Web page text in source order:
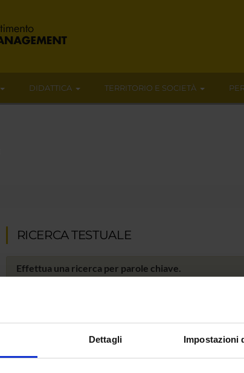
Dettagli Impostazioni
DIDATTICA TERRITORIO E SOCIETÀ
RICERCA TESTUALE
Effettua una ricerca per parole chiave.
Tra i risultati collegati potrai trovare le persone,
Cerca in tutto l'Ateneo